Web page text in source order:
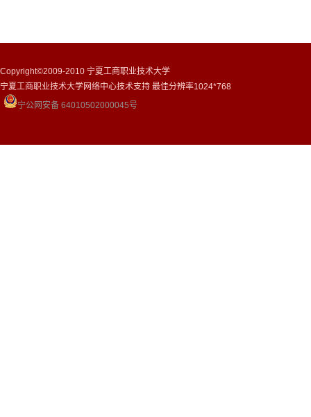
Copyright©2009-2010 宁夏工商职业技术大学
宁夏工商职业技术大学网络中心技术支持 最佳分辨率1024*768
宁公网安备 64010502000045号